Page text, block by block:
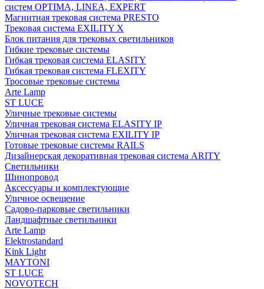
систем OPTIMA, LINEA, EXPERT
Магнитная трековая система PRESTO
Трековая система EXILITY X
Блок питания для трековых светильников
Гибкие трековые системы
Гибкая трековая система ELASITY
Гибкая трековая система FLEXITY
Тросовые трековые системы
Arte Lamp
ST LUCE
Уличные трековые системы
Уличная трековая система ELASITY IP
Уличная трековая система EXILITY IP
Готовые трековые системы RAILS
Дизайнерская декоративная трековая система ARITY
Светильники
Шинопровод
Аксессуары и комплектующие
Уличное освещение
Садово-парковые светильники
Ландшафтные светильники
Arte Lamp
Elektrostandard
Kink Light
MAYTONI
ST LUCE
NOVOTECH